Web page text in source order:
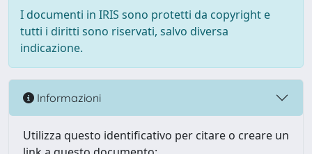
I documenti in IRIS sono protetti da copyright e
tutti i diritti sono riservati, salvo diversa
indicazione.
Informazioni
Utilizza questo identificativo per citare o creare un